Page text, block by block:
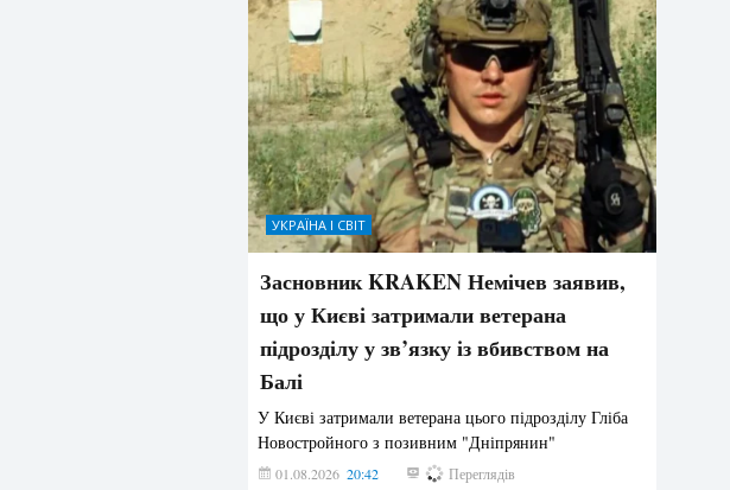
УКРАЇНА І СВІТ
Засновник KRAKEN Немічев заявив,
що у Києві затримали ветерана
підрозділу у зв’язку із вбивством на
Балі
У Києві затримали ветерана цього підрозділу Гліба
Новостройного з позивним "Дніпрянин"
01.08.2026 20:42 179 Переглядів